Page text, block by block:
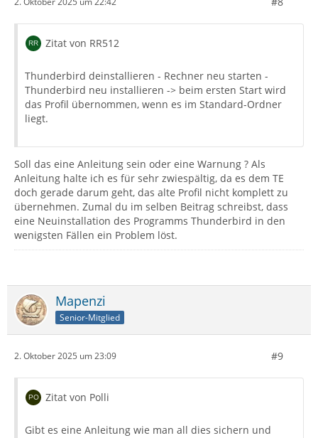
Zitat von RR512
Thunderbird deinstallieren - Rechner neu starten -
Thunderbird neu installieren -> beim ersten Start wird
das Profil übernommen, wenn es im Standard-Ordner
liegt.
Soll das eine Anleitung sein oder eine Warnung ? Als
Anleitung halte ich es für sehr zwiespältig, da es dem TE
doch gerade darum geht, das alte Profil nicht komplett zu
übernehmen. Zumal du im selben Beitrag schreibst, dass
eine Neuinstallation des Programms Thunderbird in den
wenigsten Fällen ein Problem löst.
Mapenzi
Senior-Mitglied
2. Oktober 2025 um 23:09 #9
Zitat von Polli
Gibt es eine Anleitung wie man all dies sichern und